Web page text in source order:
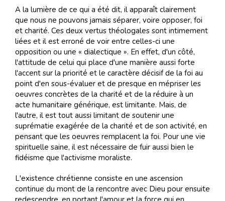
A la lumière de ce qui a été dit, il apparaît clairement
que nous ne pouvons jamais séparer, voire opposer, foi
et charité. Ces deux vertus théologales sont intimement
liées et il est erroné de voir entre celles-ci une
opposition ou une « dialectique ». En effet, d'un côté,
l'attitude de celui qui place d'une manière aussi forte
l'accent sur la priorité et le caractère décisif de la foi au
point d'en sous-évaluer et de presque en mépriser les
oeuvres concrètes de la charité et de la réduire à un
acte humanitaire générique, est limitante. Mais, de
l'autre, il est tout aussi limitant de soutenir une
suprématie exagérée de la charité et de son activité, en
pensant que les oeuvres remplacent la foi. Pour une vie
spirituelle saine, il est nécessaire de fuir aussi bien le
fidéisme que l'activisme moraliste.
L'existence chrétienne consiste en une ascension
continue du mont de la rencontre avec Dieu pour ensuite